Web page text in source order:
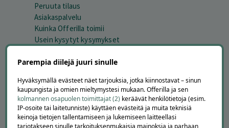
Peruuta tilaus
Asiakaspalvelu
Kuinka Offerilla toimii
Usein kysytyt kysymykset
Tietoa meistä
Ajankohtaista
Tilaa uutiskirje
Avoimet työpaikat
Parempia diilejä juuri sinulle
Hyväksymällä evästeet näet tarjouksia, jotka kiinnostavat – sinun
kaupungista ja omien mieltymystesi mukaan. Offerilla ja sen
kolmannen osapuolen toimittajat (2) keräävät henkilötietoja (esim.
IP-osoite tai laitetunniste) käyttäen evästeitä ja muita teknisiä
keinoja tietojen tallentamiseen ja lukemiseen laitteellasi
tarjotakseen sinulle tarkoituksenmukaisia mainoksia ja parhaan